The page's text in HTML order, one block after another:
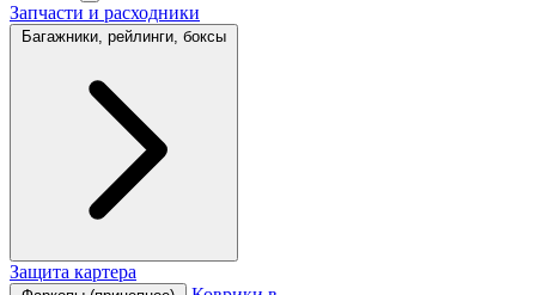
Запчасти и расходники
Багажники, рейлинги, боксы
Защита картера